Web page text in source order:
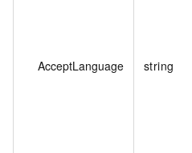
AcceptLanguage string